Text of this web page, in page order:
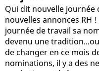
Qui dit nouvelle
nouvelles annonces RH
journée de travail sa
devenu une
de changer en ce mois
nominations, il y a des